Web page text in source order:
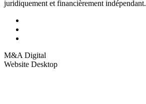
juridiquement et financièrement indépendant.
M&A Digital
Website Desktop